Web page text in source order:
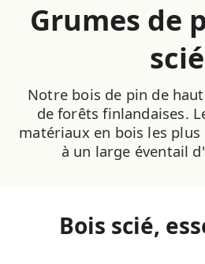
Grumes de
scié
Notre bois de pin de
de forêts finlandaises.
matériaux en bois les
à un large éventail
Bois scié,